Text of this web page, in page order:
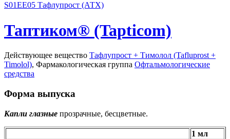
S01EE05 Тафлупрост (АТХ)
Таптиком® (Tapticom)
Действующее вещество Тафлупрост + Тимолол (Tafluprost +
Timolol), Фармакологическая группа Офтальмологические
средства
Форма выпуска
Капли глазные прозрачные, бесцветные.
1 мл